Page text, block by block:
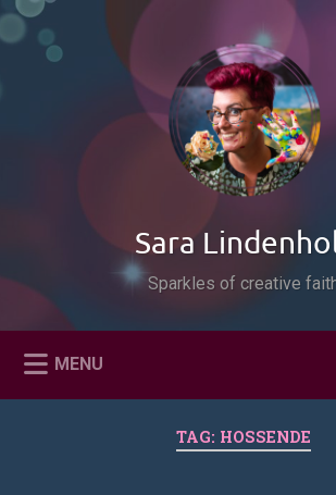
Naar
inhoud
Zoeken
Sara
Sparkles of creative
MENU
TAG: HOSSENDE